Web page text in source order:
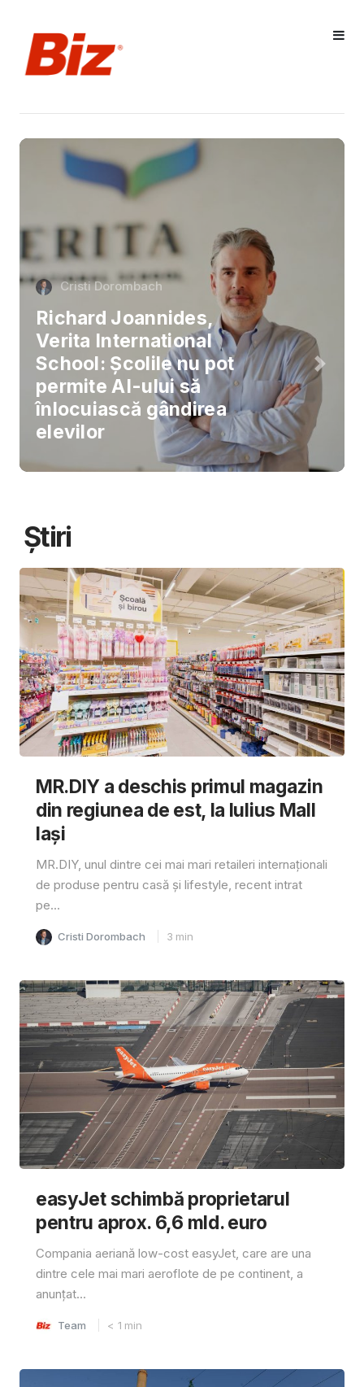
Cristi Dorombach
Richard Joannides,
Verita International
School: Școlile nu pot
permite AI-ului să
înlocuiască gândirea
elevilor
Știri
MR.DIY a deschis primul magazin
din regiunea de est, la Iulius Mall
Iași
MR.DIY, unul dintre cei mai mari retaileri internaționali
de produse pentru casă și lifestyle, recent intrat
pe...
Cristi Dorombach 3 min
easyJet schimbă proprietarul
pentru aprox. 6,6 mld. euro
Compania aeriană low-cost easyJet, care are una
dintre cele mai mari aeroflote de pe continent, a
anunțat...
Team < 1 min